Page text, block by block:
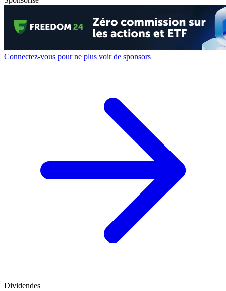
Connectez-vous pour ne plus voir de sponsors
Dividendes